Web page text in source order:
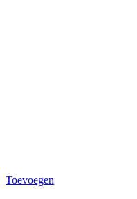
Toevoegen